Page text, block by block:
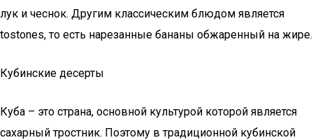
лук и чеснок. Другим классическим блюдом является
tostones, то есть нарезанные бананы обжаренный на жире.
Кубинские десерты
Куба – это страна, основной культурой которой является
сахарный тростник. Поэтому в традиционной кубинской